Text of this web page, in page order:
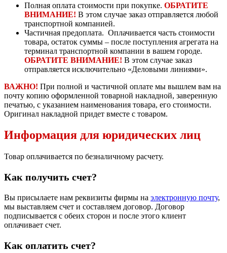
Полная оплата стоимости при покупке. ОБРАТИТЕ
ВНИМАНИЕ! В этом случае заказ отправляется любой
транспортной компанией.
Частичная предоплата. Оплачивается часть стоимости
товара, остаток суммы – после поступления агрегата на
терминал транспортной компании в вашем городе.
ОБРАТИТЕ ВНИМАНИЕ! В этом случае заказ
отправляется исключительно «Деловыми линиями».
ВАЖНО! При полной и частичной оплате мы вышлем вам на
почту копию оформленной товарной накладной, заверенную
печатью, с указанием наименования товара, его стоимости.
Оригинал накладной придет вместе с товаром.
Информация для юридических лиц
Товар оплачивается по безналичному расчету.
Как получить счет?
Вы присылаете нам реквизиты фирмы на электронную почту,
мы выставляем счет и составляем договор. Договор
подписывается с обеих сторон и после этого клиент
оплачивает счет.
Как оплатить счет?